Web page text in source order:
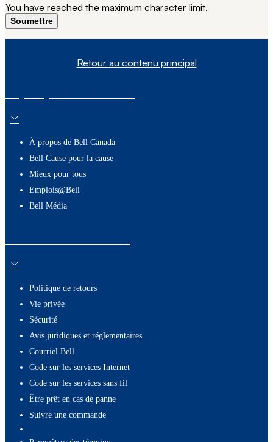
You have reached the maximum character limit.
Soumettre
Retour au contenu principal
À propos de Bell Canada
Bell Cause pour la cause
Mieux pour tous
Emplois@Bell
Bell Média
Politique de retours
Vie privée
Sécurité
Avis juridiques et réglementaires
Courriel Bell
Code sur les services Internet
Code sur les services sans fil
Être prêt en cas de panne
Suivre une commande